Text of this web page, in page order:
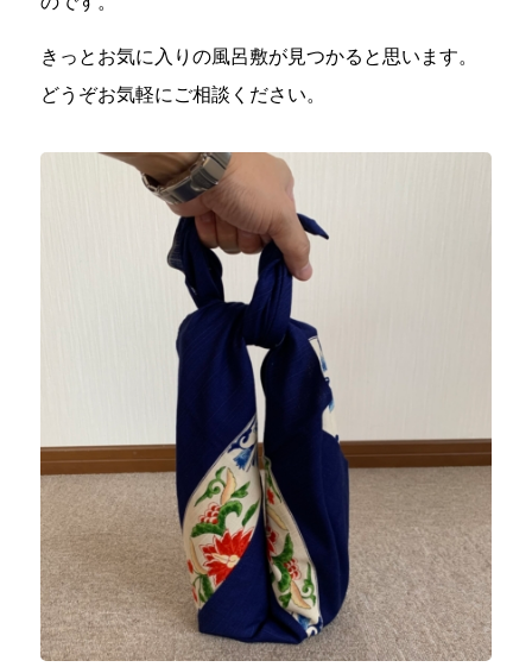
きっとお気に入りの風呂敷が見つかると思います。
どうぞお気軽にご相談ください。